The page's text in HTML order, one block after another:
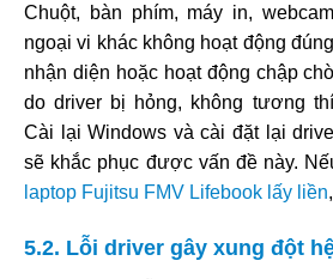
Chuột, bàn phím, máy in,
ngoại vi khác không hoạt động
nhận diện hoặc hoạt động chập
do driver bị hỏng, không tương
Cài lại Windows và cài đặt lại
sẽ khắc phục được vấn đề này.
laptop Fujitsu FMV Lifebook lấy liền
5.2. Lỗi driver gây xung đột